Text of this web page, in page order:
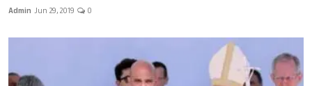
Admin Jun 29, 2019 0